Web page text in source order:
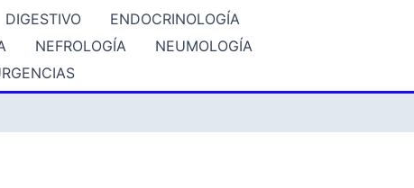
DIGESTIVO
ENDOCRINOLOGÍA
NEFROLOGÍA
NEUMOLOGÍA